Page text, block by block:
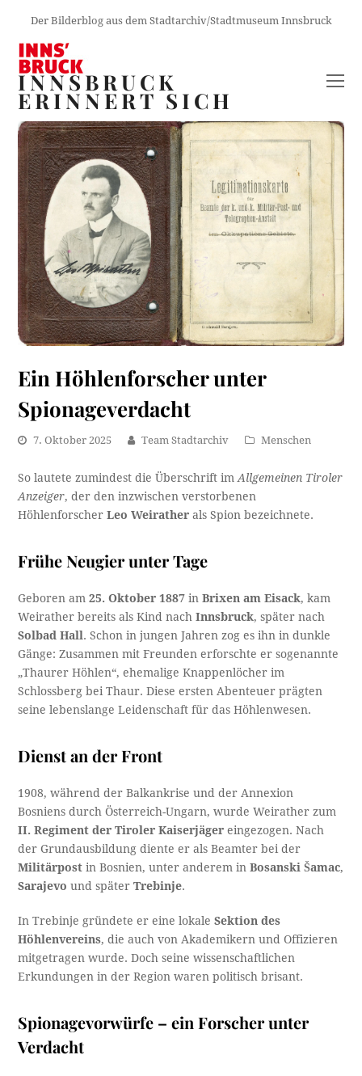
Der Bilderblog aus dem Stadtarchiv/Stadtmuseum Innsbruck
INNSBRUCK
ERINNERT SICH
Ein Höhlenforscher unter
Spionageverdacht
7. Oktober 2025 Team Stadtarchiv Menschen
So lautete zumindest die Überschrift imAllgemeinen Tiroler
Anzeiger, der den inzwischen verstorbenen
HöhlenforscherLeo Weiratherals Spion bezeichnete.
Frühe Neugier unter Tage
Geboren am25. Oktober 1887 inBrixen am Eisack, kam
Weirather bereits als Kind nachInnsbruck, später nach
Solbad Hall. Schon in jungen Jahren zog es ihn in dunkle
Gänge: Zusammen mit Freunden erforschte er sogenannte
„Thaurer Höhlen“, ehemalige Knappenlöcher im
Schlossberg bei Thaur. Diese ersten Abenteuer prägten
seine lebenslange Leidenschaft für das Höhlenwesen.
Dienst an der Front
1908, während der Balkankrise und der Annexion
Bosniens durch Österreich-Ungarn, wurde Weirather zum
II. Regiment der Tiroler Kaiserjäger eingezogen. Nach
der Grundausbildung diente er als Beamter bei der
Militärpost in Bosnien, unter anderem inBosanski Šamac,
Sarajevo und späterTrebinje.
In Trebinje gründete er eine lokaleSektion des
Höhlenvereins, die auch von Akademikern und Offizieren
mitgetragen wurde. Doch seine wissenschaftlichen
Erkundungen in der Region waren politisch brisant.
Spionagevorwürfe – ein Forscher unter
Verdacht